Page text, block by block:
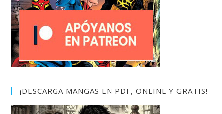
¡DESCARGA MANGAS EN PDF, ONLINE Y GRATIS!